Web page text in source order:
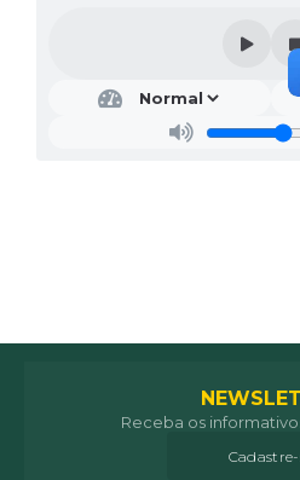
Receba os
Cadastre-